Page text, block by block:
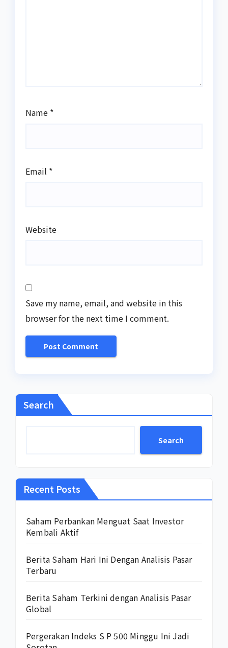
Name *
Email *
Website
Save my name, email, and website in this
browser for the next time I comment.
Search
Search
Recent Posts
Saham Perbankan Menguat Saat Investor
Kembali Aktif
Berita Saham Hari Ini Dengan Analisis Pasar
Terbaru
Berita Saham Terkini dengan Analisis Pasar
Global
Pergerakan Indeks S P 500 Minggu Ini Jadi